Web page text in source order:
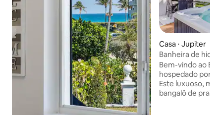
Casa ⋅ Jupiter
Banheira de
min para a praia!
Bem-vindo ao
hospedado por
Este luxuoso,
bangalô de praia